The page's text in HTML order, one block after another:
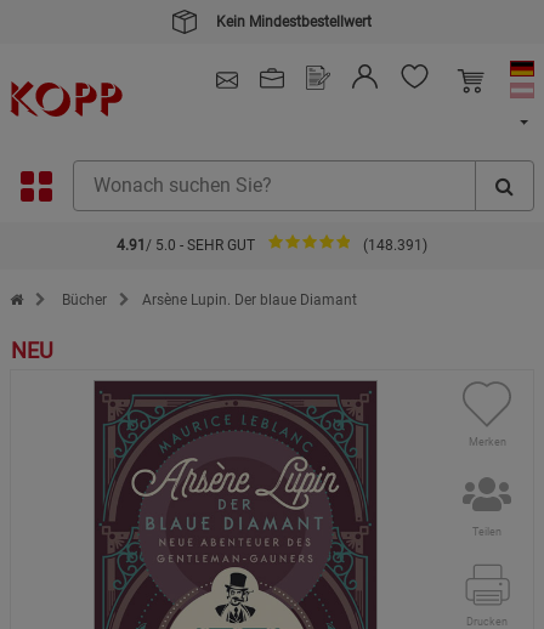
Kein Mindestbestellwert
4.91 / 5.0 - SEHR GUT (148.391)
Zur Startseite des Kopp Verlag Online-Shop
Bücher Arsène Lupin. Der blaue Diamant
NEU
Merken
Teilen
Drucken